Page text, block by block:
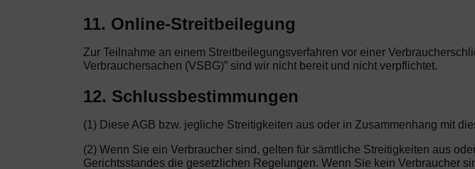
11. Online-Streitbeilegung
Zur Teilnahme an einem Streitbeilegungsverfahren vor einer
Verbrauchersachen (VSBG)” sind wir nicht bereit und nicht verpflichtet.
12. Schlussbestimmungen
(1) Diese AGB bzw. jegliche Streitigkeiten aus oder in Zusammenhang mit
(2) Wenn Sie ein Verbraucher sind, gelten für sämtliche Streitigkeiten aus
Gerichtsstandes die gesetzlichen Regelungen. Wenn Sie kein Verbraucher